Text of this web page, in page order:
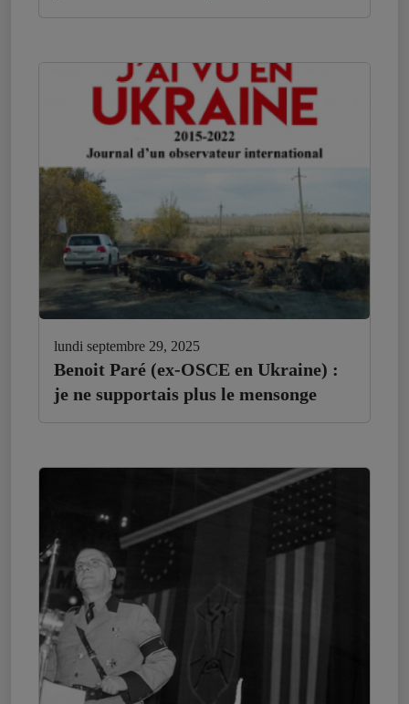
lundi septembre 29, 2025
Benoit Paré (ex-OSCE en Ukraine) :
je ne supportais plus le mensonge